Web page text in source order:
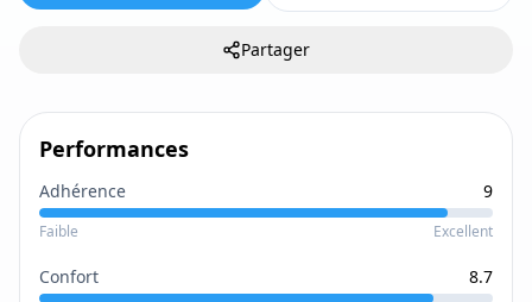
Partager
Performances
Adhérence 9
Faible Excellent
Confort 8.7